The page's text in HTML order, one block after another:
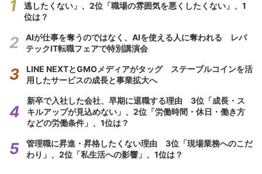
逃したくない」、2位「職場の雰囲気を悪くしたくない」、1
位は？
AIが仕事を奪うのではなく、AIを使える人に奪われる レバ
テックIT転職フェアで特別講演会
LINE NEXTとGMOメディアがタッグ ステーブルコインを活
用したサービスの成長と事業拡大へ
新卒で入社した会社、早期に退職する理由 3位「成長・ス
キルアップが見込めない」、2位「労働時間・休日・働き方
などの労働条件」、1位は？
管理職に昇進・昇格したくない理由 3位「現場業務へのこだ
わり」、2位「私生活への影響」、1位は？